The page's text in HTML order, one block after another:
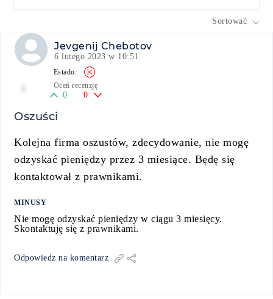
Sortować
Jevgenij Chebotov
6 lutego 2023 w 10:51
Oceń recenzję
0 0
Oszuści
Kolejna firma oszustów, zdecydowanie, nie mogę
odzyskać pieniędzy przez 3 miesiące. Będę się
kontaktował z prawnikami.
MINUSY
Nie mogę odzyskać pieniędzy w ciągu 3 miesięcy.
Skontaktuję się z prawnikami.
Odpowiedz na komentarz